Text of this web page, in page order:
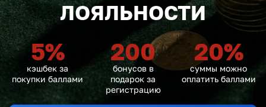
ЛОЯЛЬНОСТИ
5%
кэшбек за
покупки баллами
200
бонусов в
подарок за
регистрацию
20%
суммы можно
оплатить баллами